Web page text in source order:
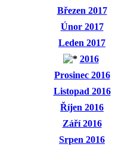
Březen 2017
Únor 2017
Leden 2017
2016
Prosinec 2016
Listopad 2016
Říjen 2016
Září 2016
Srpen 2016